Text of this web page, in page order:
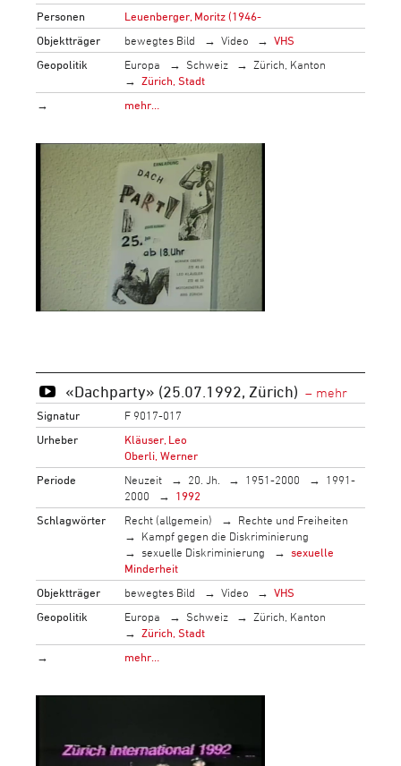
Personen
Leuenberger, Moritz (1946-
Objektträger
bewegtes Bild Video
VHS
Geopolitik
Europa Schweiz
Zürich, Kanton
Zürich, Stadt
→
mehr…
«Dachparty» (25.07.1992, Zürich)
Signatur
F 9017-017
Urheber
Kläuser, Leo
Oberli, Werner
Periode
Neuzeit 20. Jh. 1951-2000
1991-
2000
1992
Schlagwörter
Recht (allgemein)
Rechte und Freiheiten
Kampf gegen die Diskriminierung
sexuelle Diskriminierung
sexuelle
Minderheit
Objektträger
bewegtes Bild Video
VHS
Geopolitik
Europa Schweiz
Zürich, Kanton
Zürich, Stadt
→
mehr…